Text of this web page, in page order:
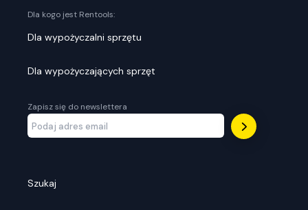
Dla kogo jest Rentools:
Dla wypożyczalni sprzętu
Dla wypożyczających sprzęt
Zapisz się do newslettera
Szukaj